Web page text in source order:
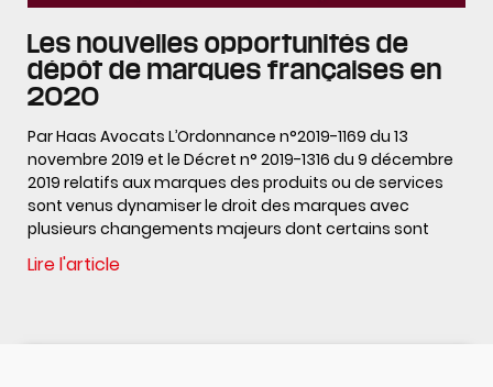
Les nouvelles opportunités de
dépôt de marques françaises en
2020
Par Haas Avocats L’Ordonnance n°2019-1169 du 13
novembre 2019 et le Décret n° 2019-1316 du 9 décembre
2019 relatifs aux marques des produits ou de services
sont venus dynamiser le droit des marques avec
plusieurs changements majeurs dont certains sont
Lire l'article